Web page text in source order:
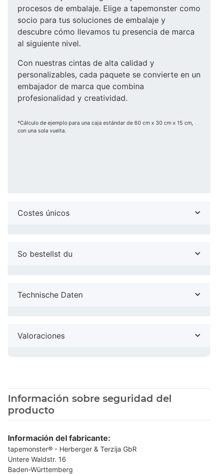
procesos de embalaje. Elige a tapemonster como
socio para tus soluciones de embalaje y
descubre cómo llevamos tu presencia de marca
al siguiente nivel.
Con nuestras cintas de alta calidad y
personalizables, cada paquete se convierte en un
embajador de marca que combina
profesionalidad y creatividad.
*Cálculo de ejemplo para una caja estándar de 60 cm x 30 cm x 15 cm,
con una sola vuelta.
Costes únicos
So bestellst du
Technische Daten
Valoraciones
Información sobre seguridad del
producto
Información del fabricante:
tapemonster® - Herberger & Terzija GbR
Untere Waldstr. 16
Baden-Württemberg